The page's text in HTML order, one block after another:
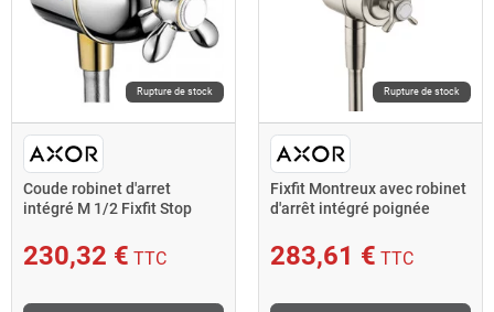
Rupture de stock
Coude robinet d'arret
intégré M 1/2 Fixfit Stop
230,32 € TTC
Rupture de stock
Fixfit Montreux avec robinet
d'arrêt intégré poignée
283,61 € TTC